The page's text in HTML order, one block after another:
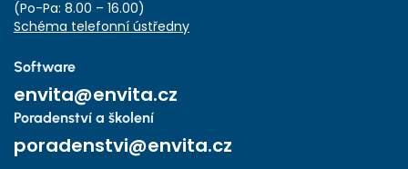
(Po-Pa: 8.00 – 16.00)
Schéma telefonní ústředny
Software
envita@envita.cz
Poradenství a školení
poradenstvi@envita.cz